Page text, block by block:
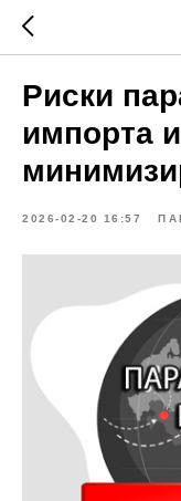
Риски
импорта
2026-02-20 16:57